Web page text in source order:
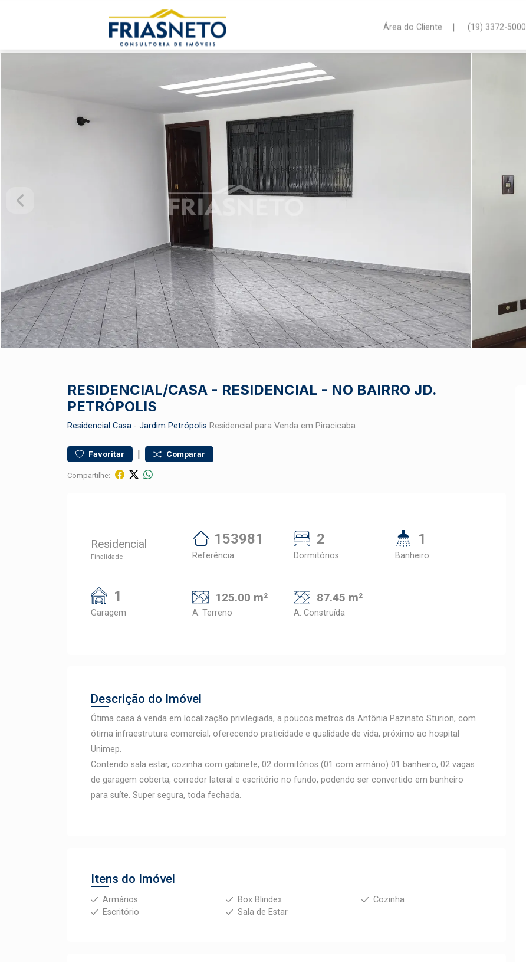
Área do Cliente | (19) 3372-5000
RESIDENCIAL/CASA - RESIDENCIAL - NO BAIRRO JD.
PETRÓPOLIS
Residencial Casa - Jardim Petrópolis Residencial para Venda em Piracicaba
Favoritar | Comparar
Compartilhe:
Residencial
Finalidade
153981
Referência
2
Dormitórios
1
Banheiro
1
Garagem
125.00 m²
A. Terreno
87.45 m²
A. Construída
Descrição do Imóvel
Ótima casa à venda em localização privilegiada, a poucos metros da Antônia Pazinato Sturion, com
ótima infraestrutura comercial, oferecendo praticidade e qualidade de vida, próximo ao hospital
Unimep.
Contendo sala estar, cozinha com gabinete, 02 dormitórios (01 com armário) 01 banheiro, 02 vagas
de garagem coberta, corredor lateral e escritório no fundo, podendo ser convertido em banheiro
para suíte. Super segura, toda fechada.
Itens do Imóvel
Armários Box Blindex
Cozinha
Escritório
Sala de Estar